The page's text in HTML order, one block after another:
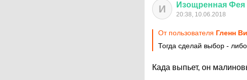
И Изощренная Фея
20:38, 10.06.2018
От пользователя Гленн
Тогда сделай выбор -
Када выпьет, он